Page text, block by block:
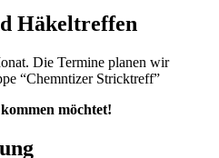
Häkeltreffen
Die Termine planen wir
“Chemntizer Stricktreff”
möchtet!